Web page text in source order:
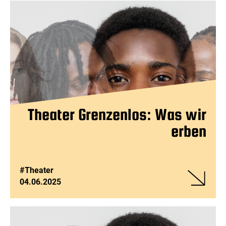
wir
erben
Theater Grenzenlos: Was wir
erben
#Theater
04.06.2025
Theater